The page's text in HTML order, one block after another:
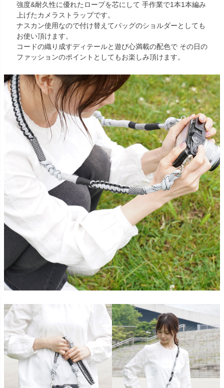
強度&耐久性に優れたロープを芯にして 手作業で1本1本編み
上げたカメラストラップです。
ナスカン使用なので付け替えてバッグのショルダーとしても
お使い頂けます。
コードの織り成すディテールと遊び心満載の配色で その日の
ファッションのポイントとしてもお楽しみ頂けます。